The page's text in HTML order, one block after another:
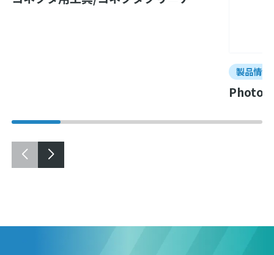
製品情報